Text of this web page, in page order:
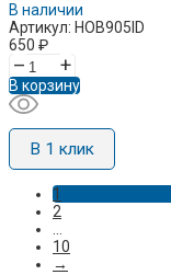
В наличии
Артикул: HOB905ID
650 ₽
– +
В корзину
В 1 клик
1
2
...
10
→